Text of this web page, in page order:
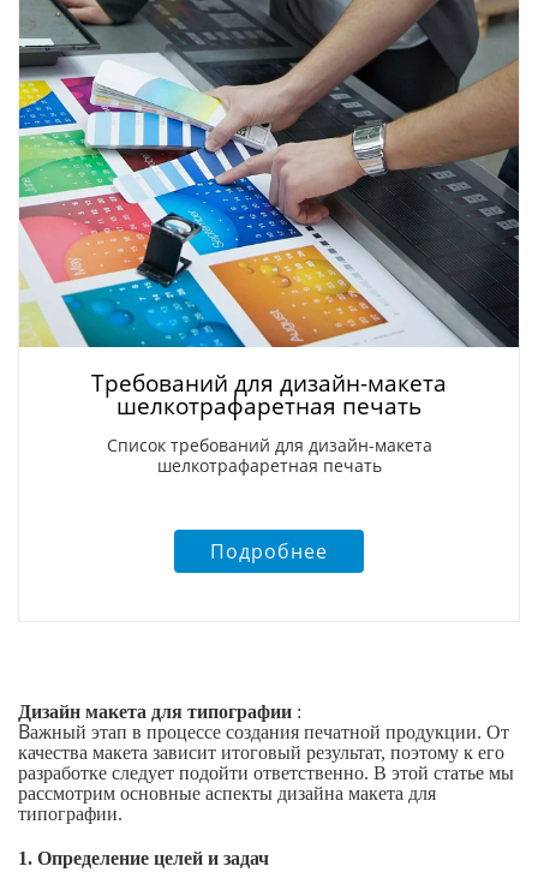
Требований для дизайн-макета
шелкотрафаретная печать
Список требований для дизайн-макета
шелкотрафаретная печать
Подробнее
Дизайн макета для типографии :
Важный этап в процессе создания печатной продукции. От
качества макета зависит итоговый результат, поэтому к его
разработке следует подойти ответственно. В этой статье мы
рассмотрим основные аспекты дизайна макета для
типографии.
1. Определение целей и задач